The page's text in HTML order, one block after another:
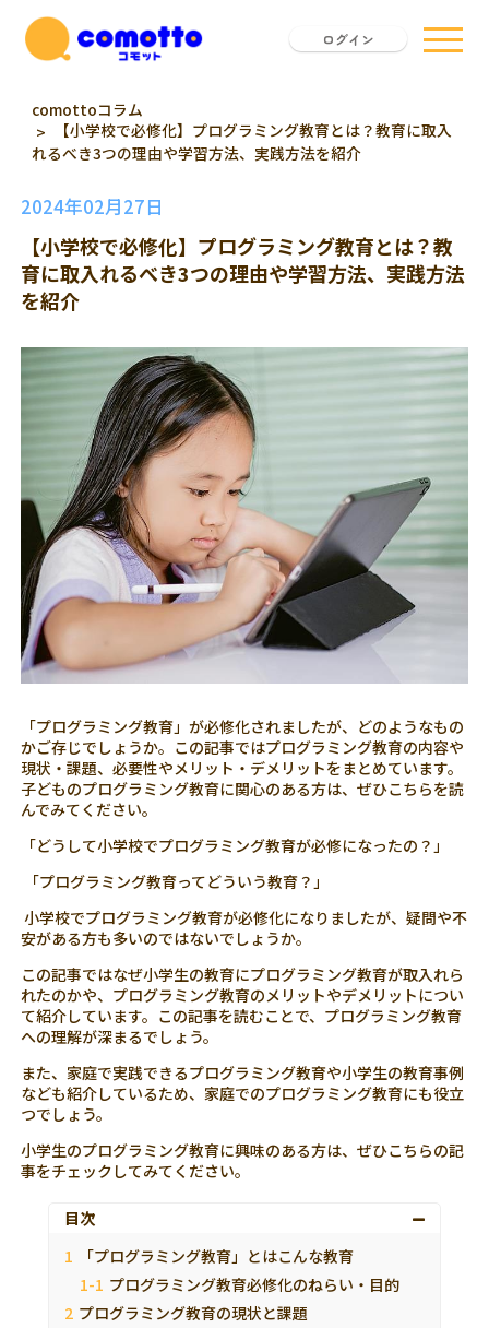
ログイン
comottoコラム
【小学校で必修化】プログラミング教育とは？教育に取入
れるべき3つの理由や学習方法、実践方法を紹介
2024年02月27日
【小学校で必修化】プログラミング教育とは？教
育に取入れるべき3つの理由や学習方法、実践方法
を紹介
「プログラミング教育」が必修化されましたが、どのようなもの
かご存じでしょうか。この記事ではプログラミング教育の内容や
現状・課題、必要性やメリット・デメリットをまとめています。
子どものプログラミング教育に関心のある方は、ぜひこちらを読
んでみてください。
「どうして小学校でプログラミング教育が必修になったの？」
「プログラミング教育ってどういう教育？」
小学校でプログラミング教育が必修化になりましたが、疑問や不
安がある方も多いのではないでしょうか。
この記事ではなぜ小学生の教育にプログラミング教育が取入れら
れたのかや、プログラミング教育のメリットやデメリットについ
て紹介しています。この記事を読むことで、プログラミング教育
への理解が深まるでしょう。
また、家庭で実践できるプログラミング教育や小学生の教育事例
なども紹介しているため、家庭でのプログラミング教育にも役立
つでしょう。
小学生のプログラミング教育に興味のある方は、ぜひこちらの記
事をチェックしてみてください。
目次
「プログラミング教育」とはこんな教育
プログラミング教育必修化のねらい・目的
プログラミング教育の現状と課題